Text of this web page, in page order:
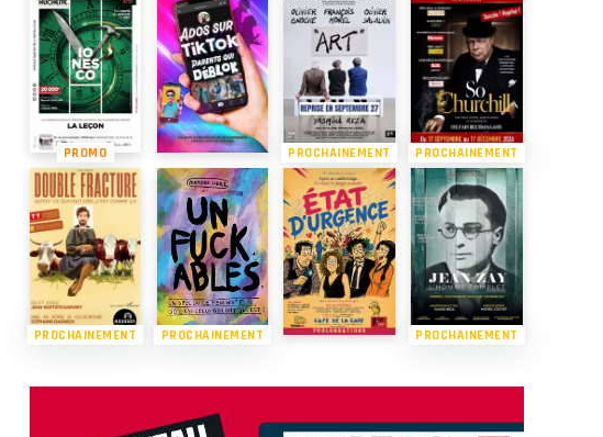
PROMO PROCHAINEMENT PROCHAINEMENT
PROCHAINEMENT PROCHAINEMENT PROCHAINEMENT